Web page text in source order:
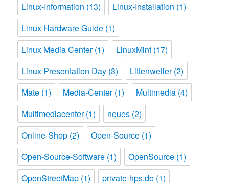
Linux-Information (13) Linux-Installation (1)
Linux Hardware Guide (1)
Linux Media Center(1) LinuxMint (17)
Linux Presentation Day (3) Littenweiler(2)
Mate (1) Media-Center(1) Multimedia (4)
Multimediacenter(1) neues (2)
Online-Shop (2) Open-Source (1)
Open-Source-Software (1) OpenSource (1)
OpenStreetMap (1) private-hps.de (1)